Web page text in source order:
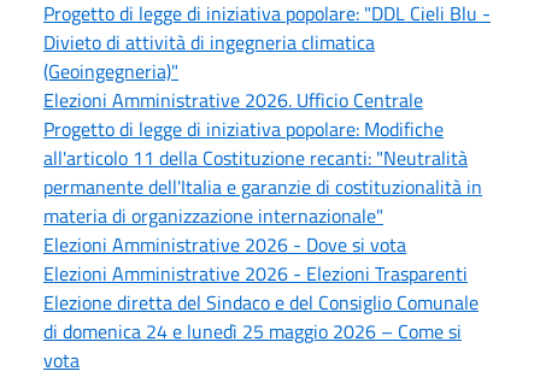
Progetto di legge di iniziativa popolare: "DDL Cieli Blu -
Divieto di attività di ingegneria climatica
(Geoingegneria)"
Elezioni Amministrative 2026. Ufficio Centrale
Progetto di legge di iniziativa popolare: Modifiche
all'articolo 11 della Costituzione recanti: "Neutralità
permanente dell'Italia e garanzie di costituzionalità in
materia di organizzazione internazionale"
Elezioni Amministrative 2026 - Dove si vota
Elezioni Amministrative 2026 - Elezioni Trasparenti
Elezione diretta del Sindaco e del Consiglio Comunale
di domenica 24 e lunedì 25 maggio 2026 – Come si
vota